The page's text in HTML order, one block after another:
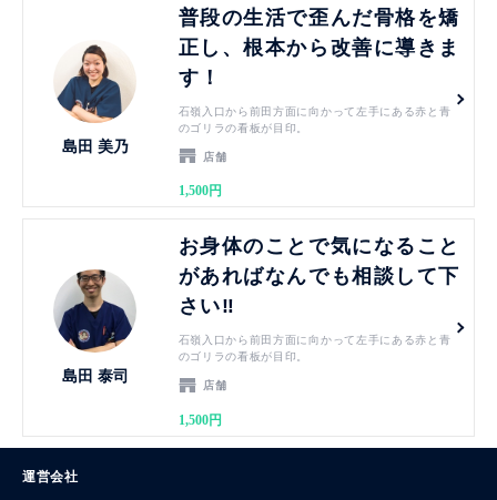
島田 美乃
普段の生活で歪んだ骨格を矯
正し、根本から改善に導きま
す！
石嶺入口から前田方面に向かって左手にある赤と青
のゴリラの看板が目印。
店舗
1,500円
島田 泰司
お身体のことで気になること
があればなんでも相談して下
さい‼︎
石嶺入口から前田方面に向かって左手にある赤と青
のゴリラの看板が目印。
店舗
1,500円
運営会社